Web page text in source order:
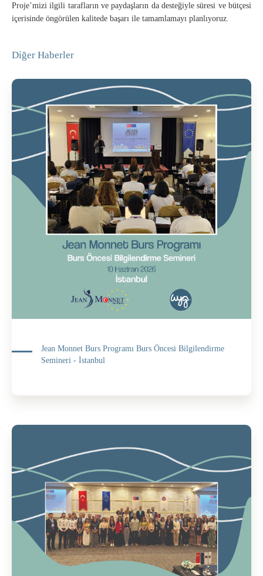
Proje’mizi ilgili tarafların ve paydaşların da desteğiyle süresi ve bütçesi
içerisinde öngörülen kalitede başarı ile tamamlamayı planlıyoruz.
Diğer Haberler
Jean Monnet Burs Programı Burs Öncesi Bilgilendirme
Semineri - İstanbul